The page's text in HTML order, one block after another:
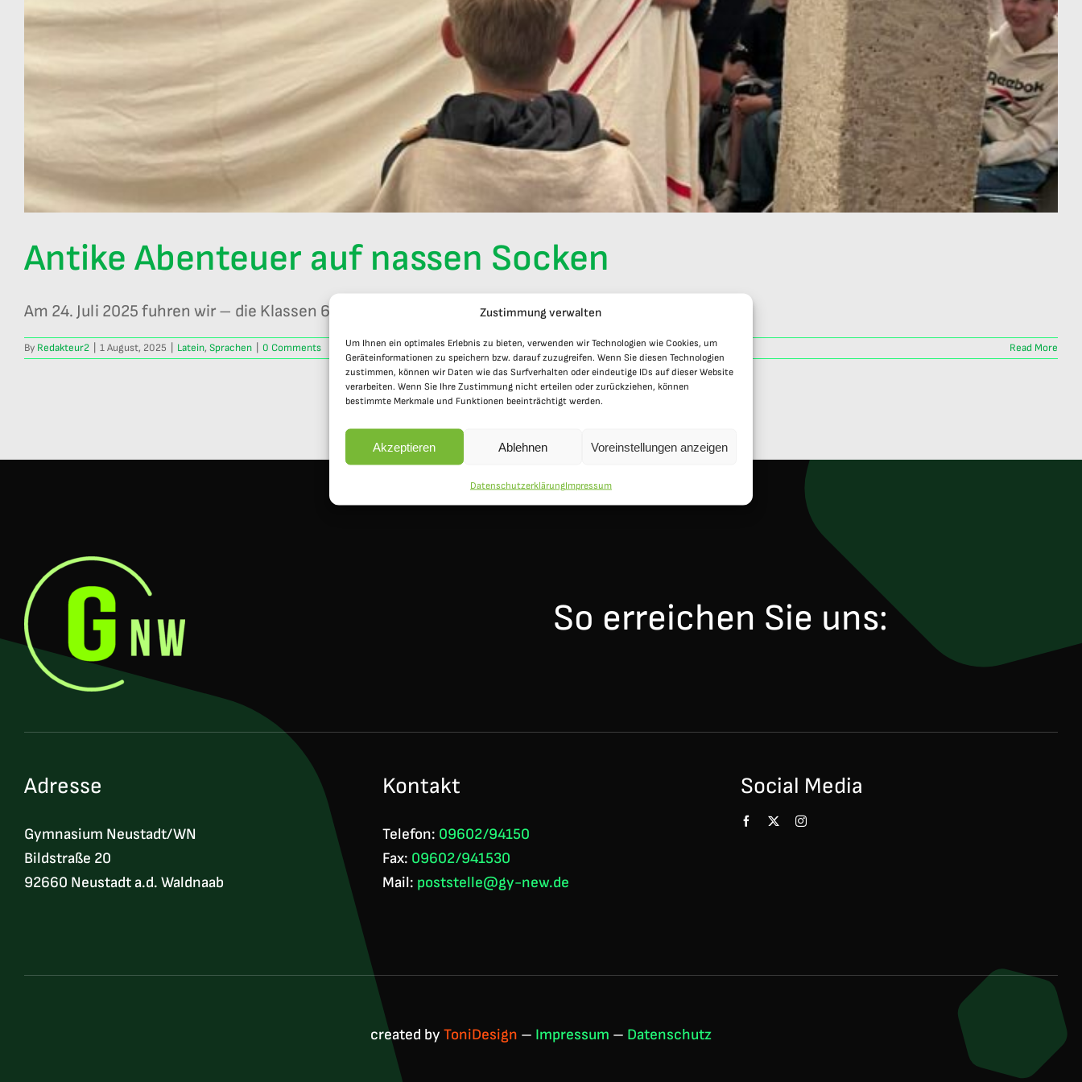
Zustimmung verwalten
Um Ihnen ein optimales Erlebnis zu bieten, verwenden wir Technologien wie Cookies, um
Geräteinformationen zu speichern bzw. darauf zuzugreifen. Wenn Sie diesen Technologien
zustimmen, können wir Daten wie das Surfverhalten oder eindeutige IDs auf dieser Website
verarbeiten. Wenn Sie Ihre Zustimmung nicht erteilen oder zurückziehen, können
bestimmte Merkmale und Funktionen beeinträchtigt werden.
Akzeptieren Ablehnen Voreinstellungen anzeigen
DatenschutzerklärungImpressum
Antike Abenteuer auf nassen Socken
Am 24. Juli 2025 fuhren wir – die Klassen 6a, [...]
By Redakteur2 1 August, 2025 Latein, Sprachen 0 Comments Read More
So erreichen Sie uns:
Adresse
Gymnasium Neustadt/WN
Bildstraße 20
92660 Neustadt a.d. Waldnaab
Kontakt
Telefon: 09602/94150
Fax: 09602/941530
Mail: poststelle@gy-new.de
Social Media
created by ToniDesign – Impressum – Datenschutz